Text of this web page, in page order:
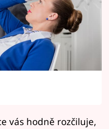
Vary
vás hodně rozčiluje,